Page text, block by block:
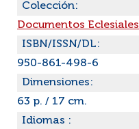
Colección:
Documentos Eclesiales
ISBN/ISSN/DL:
950-861-498-6
Dimensiones:
63 p. / 17 cm.
Idiomas :